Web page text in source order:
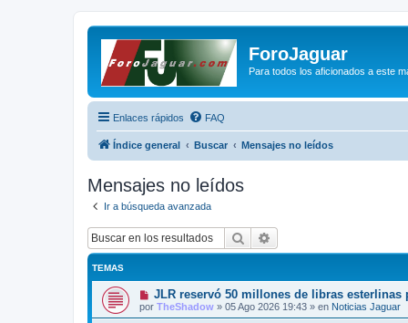
ForoJaguar
Para todos los aficionados a este
Enlaces rápidos FAQ
Índice general Buscar Mensajes no leídos
Mensajes no leídos
Ir a búsqueda avanzada
Buscar
TEMAS
N
u
e
JLR reservó 50 millones de libras
por TheShadow » 05 Ago 2026 19:43 » en Noticias Jaguar